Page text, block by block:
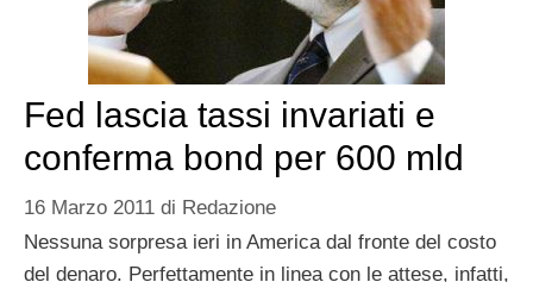
Fed lascia tassi invariati e
conferma bond per 600 mld
16 Marzo 2011 di Redazione
Nessuna sorpresa ieri in America dal fronte del costo
del denaro. Perfettamente in linea con le attese, infatti,